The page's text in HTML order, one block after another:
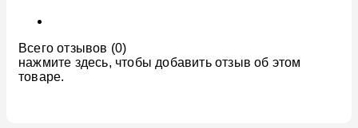
Всего отзывов (0)
нажмите здесь, чтобы добавить отзыв об этом
товаре.